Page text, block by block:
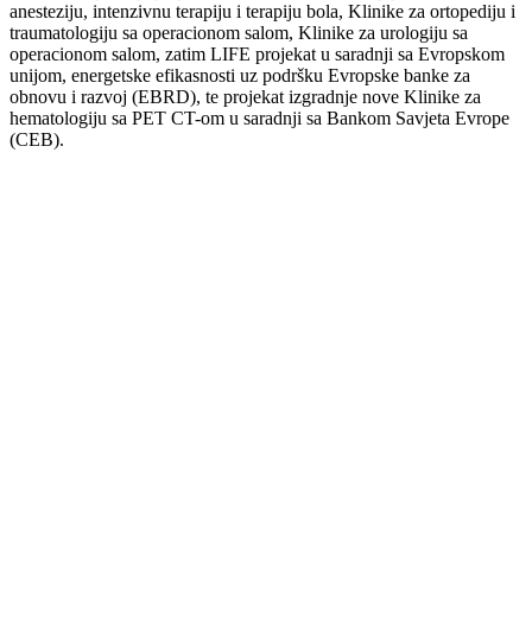
anesteziju, intenzivnu terapiju i terapiju bola, Klinike za ortopediju i
traumatologiju sa operacionom salom, Klinike za urologiju sa
operacionom salom, zatim LIFE projekat u saradnji sa Evropskom
unijom, energetske efikasnosti uz podršku Evropske banke za
obnovu i razvoj (EBRD), te projekat izgradnje nove Klinike za
hematologiju sa PET CT-om u saradnji sa Bankom Savjeta Evrope
(CEB).